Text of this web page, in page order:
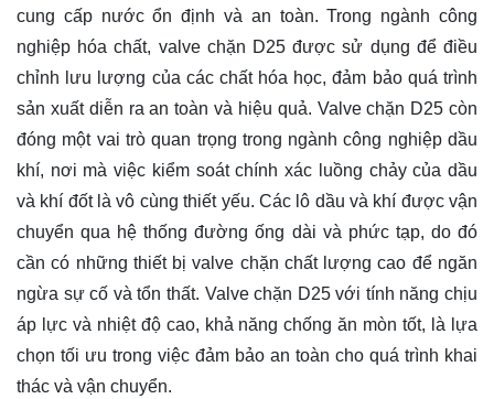
cung cấp nước ổn định và an toàn. Trong ngành công
nghiệp hóa chất, valve chặn D25 được sử dụng để điều
chỉnh lưu lượng của các chất hóa học, đảm bảo quá trình
sản xuất diễn ra an toàn và hiệu quả. Valve chặn D25 còn
đóng một vai trò quan trọng trong ngành công nghiệp dầu
khí, nơi mà việc kiểm soát chính xác luồng chảy của dầu
và khí đốt là vô cùng thiết yếu. Các lô dầu và khí được vận
chuyển qua hệ thống đường ống dài và phức tạp, do đó
cần có những thiết bị valve chặn chất lượng cao để ngăn
ngừa sự cố và tổn thất. Valve chặn D25 với tính năng chịu
áp lực và nhiệt độ cao, khả năng chống ăn mòn tốt, là lựa
chọn tối ưu trong việc đảm bảo an toàn cho quá trình khai
thác và vận chuyển.